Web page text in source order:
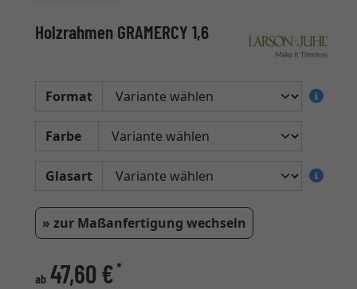
Holzrahmen GRAMERCY 1,6
Format
Farbe
Glasart
» zur Maßanfertigung wechseln
ab 47,60 €*